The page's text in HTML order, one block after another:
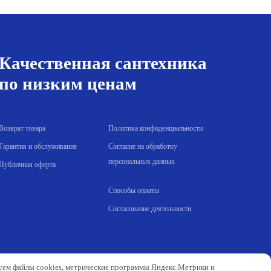
902.00 р..
сантехника
низким ценам
товара
и обслуживание
оферта
Политика конфиденциальности
Согласие на обработку
персональных данных
Способы оплаты
Согласование деятельности
файлы cookies, метрические программы Яндекс.Метрики и